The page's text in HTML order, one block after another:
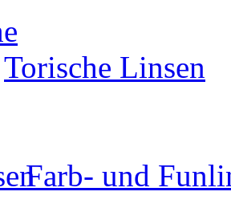
Torische Linsen
Farb- und